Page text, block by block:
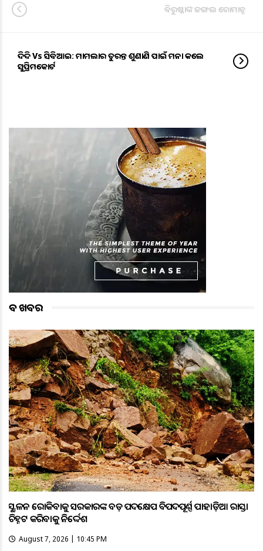
ବିରୁଷ୍କାଙ୍କ ଜଙ୍ଗଲ ରୋମାନ୍ସ
ଦିଦି Vs ସିବିଆଇ: ମାମଲାର ତୁରନ୍ତ ଶୁଣାଣି ପାଇଁ ମନା କଲେ
ସୁପ୍ରିମକୋର୍ଟ
ବଡ ଖବର
ଭୂସ୍ଖଳନ ରୋକିବାକୁ ସରକାରଙ୍କ ବଡ଼ ପଦକ୍ଷେପ ବିପଦପୂର୍ଣ୍ଣ ପାହାଡ଼ିଆ ରାସ୍ତା
ଚିହ୍ନଟ କରିବାକୁ ନିର୍ଦ୍ଦେଶ
August 7, 2026 | 10:45 PM